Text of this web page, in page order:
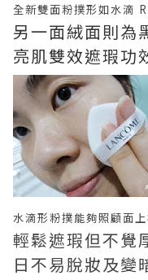
全新雙面粉撲形如水滴
另一面絨面則為
亮肌雙效遮瑕功
水滴形粉撲能夠照顧面
輕鬆遮瑕但不覺
日不易脫妝及變